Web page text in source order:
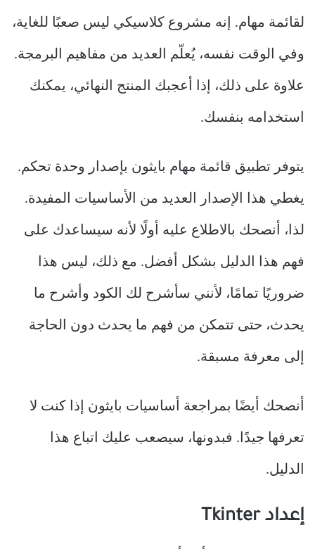
لقائمة مهام. إنه مشروع كلاسيكي ليس صعبًا للغاية،
وفي الوقت نفسه، يُعلّم العديد من مفاهيم البرمجة.
علاوة على ذلك، إذا أعجبك المنتج النهائي، يمكنك
استخدامه بنفسك.
يتوفر تطبيق قائمة مهام بايثون بإصدار وحدة تحكم.
يغطي هذا الإصدار العديد من الأساسيات المفيدة.
لذا، أنصحك بالاطلاع عليه أولًا لأنه سيساعدك على
فهم هذا الدليل بشكل أفضل. مع ذلك، ليس هذا
ضروريًا تمامًا، لأنني سأشرح لك الكود وأشرح ما
يحدث، حتى تتمكن من فهم ما يحدث دون الحاجة
إلى معرفة مسبقة.
أنصحك أيضًا بمراجعة أساسيات بايثون إذا كنت لا
تعرفها جيدًا. فبدونها، سيصعب عليك اتباع هذا
الدليل.
إعداد Tkinter